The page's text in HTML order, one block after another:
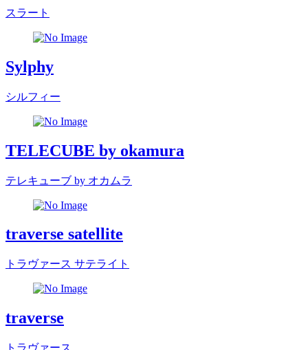
スラート
Sylphy
シルフィー
TELECUBE by okamura
テレキューブ by オカムラ
traverse satellite
トラヴァース サテライト
traverse